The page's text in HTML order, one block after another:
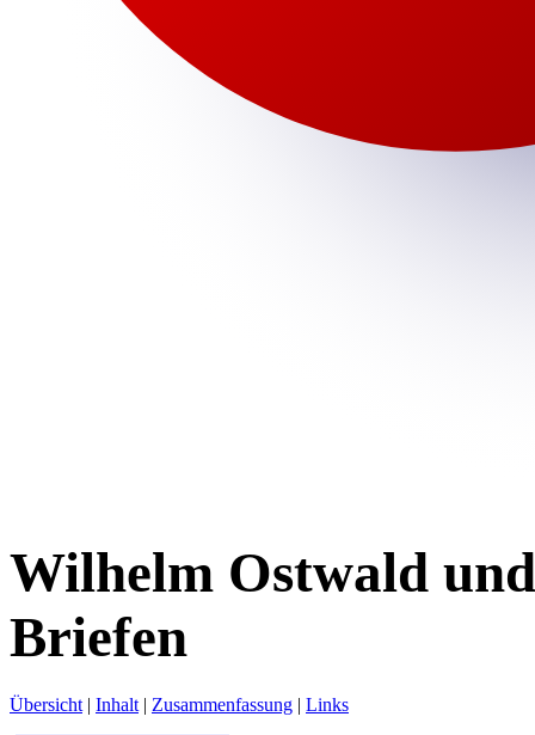
Wilhelm Ostwald
Briefen
Übersicht | Inhalt | Zusammenfassung | Links